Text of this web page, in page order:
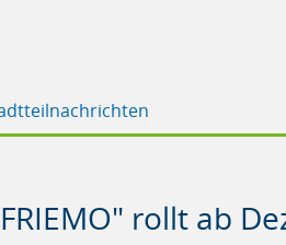
rollt ab